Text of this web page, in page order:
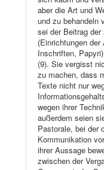
aber die Art und
und zu behandeln
sei der Beitrag der
(Einrichtungen
Inschriften,
(9). Sie vergisst
zu machen, dass
Texte nicht nur
wegen ihrer
außerdem seien
Pastorale, bei der
Kommunikation
ihrer Aussage
zwischen der